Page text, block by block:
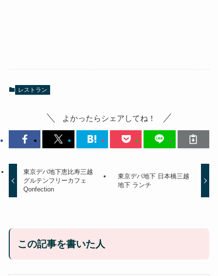
レストラン
よかったらシェアしてね！
東京デパ地下恵比寿三越
グルテンフリーカフェ
Qonfection
東京デパ地下 日本橋三越
地下 ランチ
この記事を書いた人